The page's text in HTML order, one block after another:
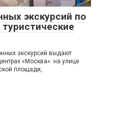
экскурсий по
экскурсий выдают
«Москва»: на улице
площади,